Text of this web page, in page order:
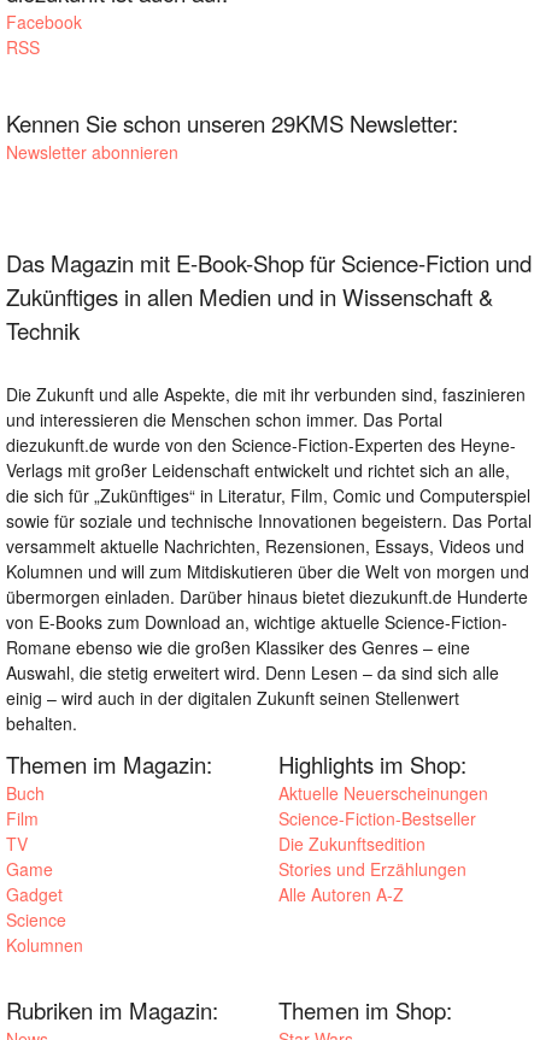
Facebook
RSS
Kennen Sie schon unseren 29KMS Newsletter:
Newsletter abonnieren
Das Magazin mit E-Book-Shop für Science-Fiction und
Zukünftiges in allen Medien und in Wissenschaft &
Technik
Die Zukunft und alle Aspekte, die mit ihr verbunden sind, faszinieren
und interessieren die Menschen schon immer. Das Portal
diezukunft.de wurde von den Science-Fiction-Experten des Heyne-
Verlags mit großer Leidenschaft entwickelt und richtet sich an alle,
die sich für „Zukünftiges“ in Literatur, Film, Comic und Computerspiel
sowie für soziale und technische Innovationen begeistern. Das Portal
versammelt aktuelle Nachrichten, Rezensionen, Essays, Videos und
Kolumnen und will zum Mitdiskutieren über die Welt von morgen und
übermorgen einladen. Darüber hinaus bietet diezukunft.de Hunderte
von E-Books zum Download an, wichtige aktuelle Science-Fiction-
Romane ebenso wie die großen Klassiker des Genres – eine
Auswahl, die stetig erweitert wird. Denn Lesen – da sind sich alle
einig – wird auch in der digitalen Zukunft seinen Stellenwert
behalten.
Themen im Magazin:
Buch
Film
TV
Game
Gadget
Science
Kolumnen
Highlights im Shop:
Aktuelle Neuerscheinungen
Science-Fiction-Bestseller
Die Zukunftsedition
Stories und Erzählungen
Alle Autoren A-Z
Rubriken im Magazin: Themen im Shop: